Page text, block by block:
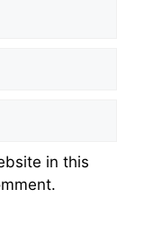
in this